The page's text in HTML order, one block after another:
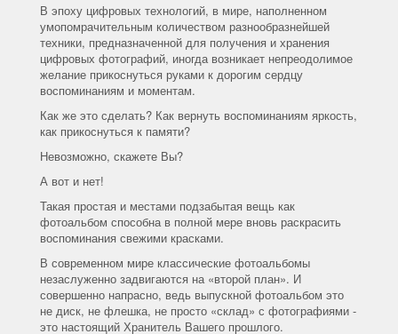
В эпоху цифровых технологий, в мире, наполненном
умопомрачительным количеством разнообразнейшей
техники, предназначенной для получения и хранения
цифровых фотографий, иногда возникает непреодолимое
желание прикоснуться руками к дорогим сердцу
воспоминаниям и моментам.
Как же это сделать? Как вернуть воспоминаниям яркость,
как прикоснуться к памяти?
Невозможно, скажете Вы?
А вот и нет!
Такая простая и местами подзабытая вещь как
фотоальбом способна в полной мере вновь раскрасить
воспоминания свежими красками.
В современном мире классические фотоальбомы
незаслуженно задвигаются на «второй план». И
совершенно напрасно, ведь выпускной фотоальбом это
не диск, не флешка, не просто «склад» с фотографиями -
это настоящий Хранитель Вашего прошлого.